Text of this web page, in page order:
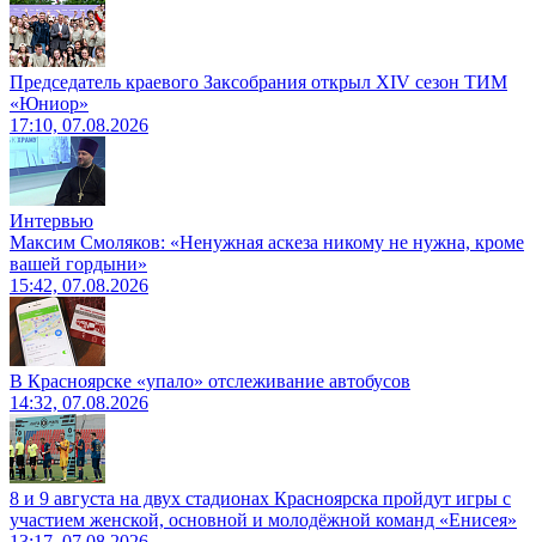
Председатель краевого Заксобрания открыл XIV сезон ТИМ
«Юниор»
17:10, 07.08.2026
Интервью
Максим Смоляков: «Ненужная аскеза никому не нужна, кроме
вашей гордыни»
15:42, 07.08.2026
В Красноярске «упало» отслеживание автобусов
14:32, 07.08.2026
8 и 9 августа на двух стадионах Красноярска пройдут игры с
участием женской, основной и молодёжной команд «Енисея»